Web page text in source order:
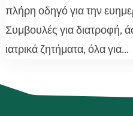
πλήρη οδηγό για την
Συμβουλές για διατροφή,
ιατρικά ζητήματα, όλα για...